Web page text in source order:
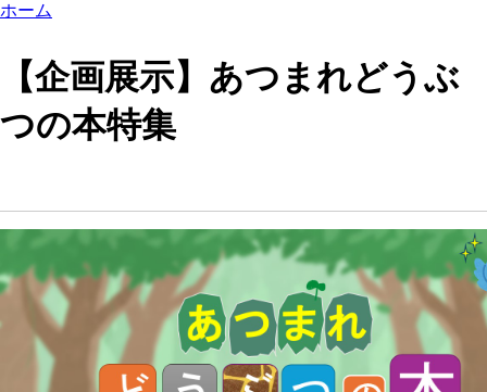
ホーム
【企画展示】あつまれどうぶ
つの本特集